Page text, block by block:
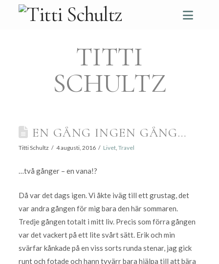
TITTI
SCHULTZ
EN GÅNG INGEN GÅNG…
Titti Schultz 4 augusti, 2016 Livet, Travel
…två gånger – en vana!?
Då var det dags igen. Vi åkte iväg till ett grustag, det
var andra gången för mig bara den här sommaren.
Tredje gången totalt i mitt liv. Precis som förra gången
var det vackert på ett lite svårt sätt. Erik och min
svärfar kånkade på en viss sorts runda stenar, jag gick
runt och fotade och hann tyvärr bara hjälpa till att bära